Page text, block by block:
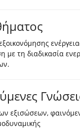
με τη διαδικασία
εξισώσεων,